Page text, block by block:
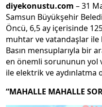
diyekonustu.com – 31
Samsun Büyükşehir
Öncü, 6,5 ay içerisinde
muhtar ve vatandaşlar
Basın mensuplarıyla bir
en önemli sorununun yol
ile elektrik ve
“MAHALLE MAHALLE